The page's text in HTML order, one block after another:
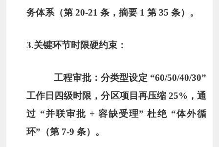
务体系（第 20-21 条，摘要 1 第 35 条）。
3.关键环节时限硬约束 ：
工程审批：分类型设定 “60/50/40/30”
工作日四级时限，分区项目再压缩 25%，通
过 “并联审批 + 容缺受理” 杜绝 “体外循
环”（第 7-9 条）。